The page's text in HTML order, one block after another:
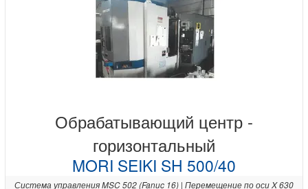
Обрабатывающий центр -
горизонтальный
MORI SEIKI SH 500/40
Система управления MSC 502 (Fanuc 16) | Перемещение по оси X 630